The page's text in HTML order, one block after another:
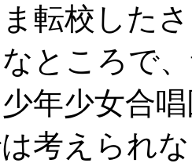
転校した
ところで
年少女合
考えられ